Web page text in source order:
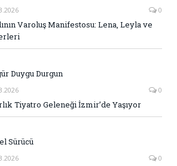
0
Varoluş Manifestosu: Lena, Leyla ve
Duygu Durgun
0
Tiyatro Geleneği İzmir’de Yaşıyor
Sürücü
0